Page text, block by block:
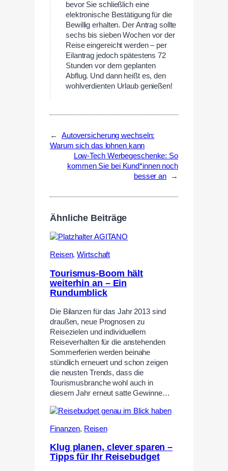
bevor Sie schließlich eine
elektronische Bestätigung für die
Bewillig erhalten. Der Antrag sollte
sechs bis sieben Wochen vor der
Reise eingereicht werden – per
Eilantrag jedoch spätestens 72
Stunden vor dem geplanten
Abflug. Und dann heißt es, den
wohlverdienten Urlaub genießen!
←
Autoversicherung wechseln:
Warum sich das lohnen kann
Low-Tech Werbegeschenke: So
kommen Sie bei Kund*innen noch
besser an
→
Ähnliche Beiträge
Reisen,Wirtschaft
Tourismus-Boom hält
weiterhin an – Ein
Rundumblick
Die Bilanzen für das Jahr 2013 sind
draußen, neue Prognosen zu
Reisezielen und individuellem
Reiseverhalten für die anstehenden
Sommerferien werden beinahe
stündlich erneuert und schon zeigen
die neusten Trends, dass die
Tourismusbranche wohl auch in
diesem Jahr erneut satte Gewinne…
Finanzen, Reisen
Klug planen, clever sparen –
Tipps für Ihr Reisebudget